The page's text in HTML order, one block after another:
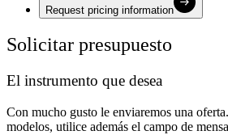
Request pricing information
Solicitar presupuesto
El instrumento que desea
Con mucho gusto le enviaremos una
modelos, utilice además el campo de